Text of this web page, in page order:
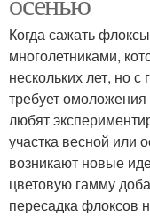
Когда сажать
многолетниками,
нескольких лет, но
требует
любят
участка весной или
возникают новые
цветовую гамму
пересадка флоксов